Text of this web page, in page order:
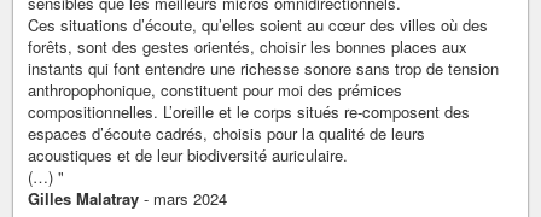
Ces situations d’écoute, qu’elles soient au cœur des villes où des
forêts, sont des gestes orientés, choisir les bonnes places aux
instants qui font entendre une richesse sonore sans trop de tension
anthropophonique, constituent pour moi des prémices
compositionnelles. L’oreille et le corps situés re-composent des
espaces d’écoute cadrés, choisis pour la qualité de leurs
acoustiques et de leur biodiversité auriculaire.
(…) "
Gilles Malatray - mars 2024